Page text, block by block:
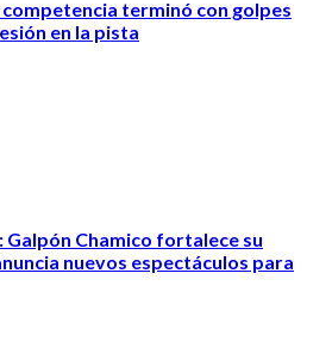
competencia terminó con golpes
en la pista
Galpón Chamico fortalece su
nuevos espectáculos para